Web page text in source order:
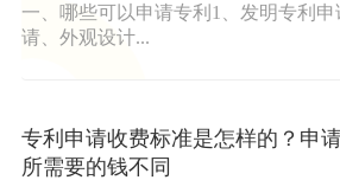
一、哪些可以申请专利1、发明专利
请、外观设计...
专利申请收费标准是怎样的？申
所需要的钱不同